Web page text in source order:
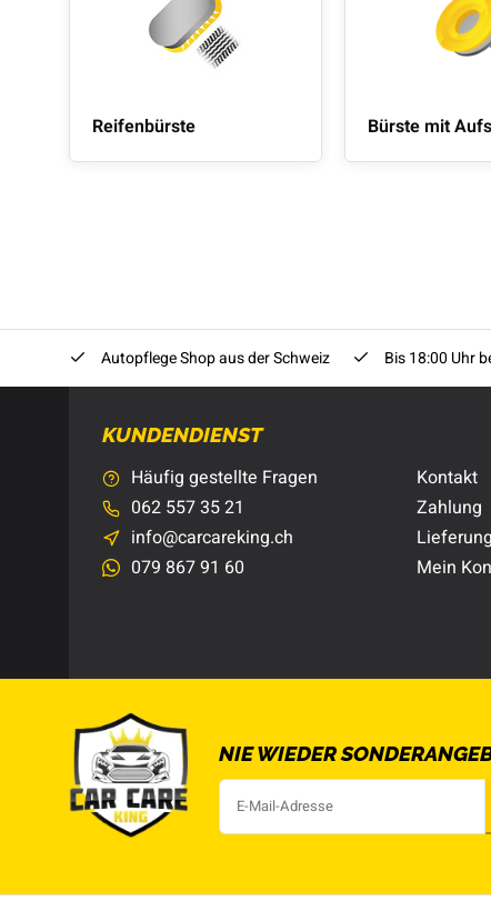
Reifenbürste Bürste mit
Autopflege Shop aus der Schweiz Bis 18:00 Uhr
KUNDENDIENST
Häufig gestellte Fragen
062 557 35 21
info@carcareking.ch
079 867 91 60
Kontakt
Zahlung
Mein
NIE WIEDER